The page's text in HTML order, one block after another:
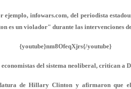
infowars.com, del periodista
es un violador" durante las intervenciones
{youtube}nm8OfeqXjrs{/youtube}
economistas del sistema neoliberal, critican a
de Hillary Clinton y afirmaron que el